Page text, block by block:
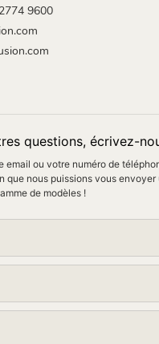
9600
questions, écrivez-
email ou votre numéro de
que nous puissions vous envoyer
de modèles !